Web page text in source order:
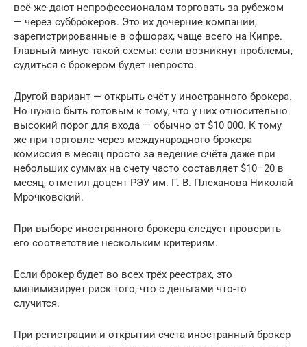
всё же дают непрофессионалам торговать за рубежом
— через субброкеров. Это их дочерние компании,
зарегистрированные в офшорах, чаще всего на Кипре.
Главный минус такой схемы: если возникнут проблемы,
судиться с брокером будет непросто.
Другой вариант — открыть счёт у иностранного брокера.
Но нужно быть готовым к тому, что у них относительно
высокий порог для входа — обычно от $10 000. К тому
же при торговле через международного брокера
комиссия в месяц просто за ведение счёта даже при
небольших суммах на счету часто составляет $10–20 в
месяц, отметил доцент РЭУ им. Г. В. Плеханова Николай
Мрочковский.
При выборе иностранного брокера следует проверить
его соответствие нескольким критериям.
Если брокер будет во всех трёх реестрах, это
минимизирует риск того, что с деньгами что-то
случится.
При регистрации и открытии счета иностранный брокер